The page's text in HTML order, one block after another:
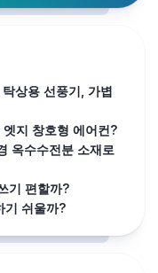
상용 선풍기, 가볍
지 창호형 에어컨?
옥수수전분 소재로
기 편할까?
기 쉬울까?